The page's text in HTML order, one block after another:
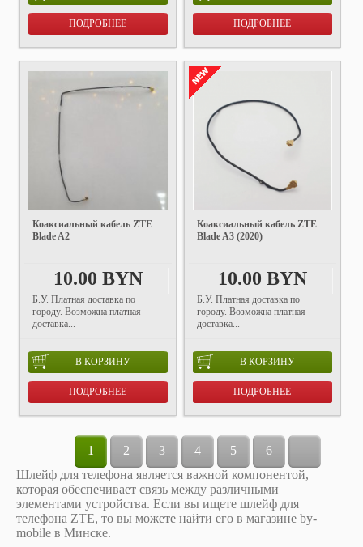
ПОДРОБНЕЕ ПОДРОБНЕЕ
Коаксиальный кабель ZTE
Blade A2
10.00 BYN
Б.У. Платная доставка по
городу. Возможна платная
доставка...
В КОРЗИНУ
ПОДРОБНЕЕ
Коаксиальный кабель ZTE
Blade A3 (2020)
10.00 BYN
Б.У. Платная доставка по
городу. Возможна платная
доставка...
В КОРЗИНУ
ПОДРОБНЕЕ
1 2 3 4 5
6
Шлейф для телефона является важной компонентой,
которая обеспечивает связь между различными
элементами устройства. Если вы ищете шлейф для
телефона ZTE, то вы можете найти его в магазине by-
mobile в Минске.